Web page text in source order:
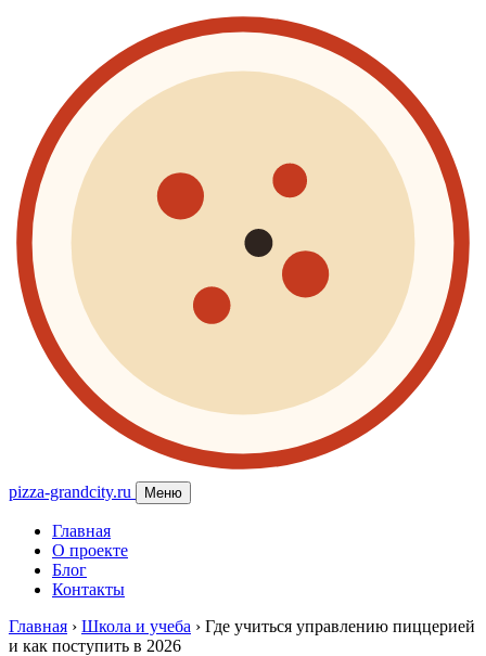
pizza-grandcity.ru Меню
Главная
О проекте
Блог
Контакты
Главная › Школа и учеба › Где учиться управлению пиццерией
и как поступить в 2026